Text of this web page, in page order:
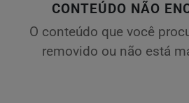
CONTEÚDO NÃO
O conteúdo que você
removido ou não está